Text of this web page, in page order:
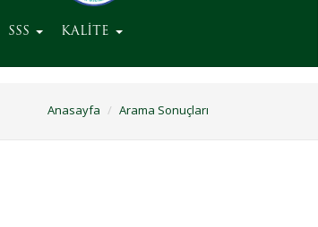
SSS KALİTE
Anasayfa Arama Sonuçları